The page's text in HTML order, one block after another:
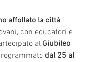
affollato la città
con educatori e
al Giubileo
dal 25 al